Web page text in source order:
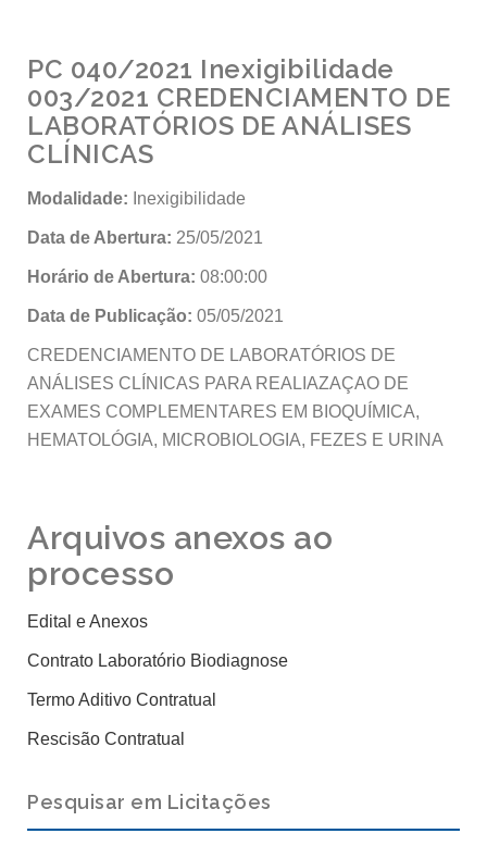
PC 040/2021 Inexigibilidade
003/2021 CREDENCIAMENTO DE
LABORATÓRIOS DE ANÁLISES
CLÍNICAS
Modalidade: Inexigibilidade
Data de Abertura: 25/05/2021
Horário de Abertura: 08:00:00
Data de Publicação: 05/05/2021
CREDENCIAMENTO DE LABORATÓRIOS DE
ANÁLISES CLÍNICAS PARA REALIAZAÇAO DE
EXAMES COMPLEMENTARES EM BIOQUÍMICA,
HEMATOLÓGIA, MICROBIOLOGIA, FEZES E URINA
Arquivos anexos ao
processo
Edital e Anexos
Contrato Laboratório Biodiagnose
Termo Aditivo Contratual
Rescisão Contratual
Pesquisar em Licitações